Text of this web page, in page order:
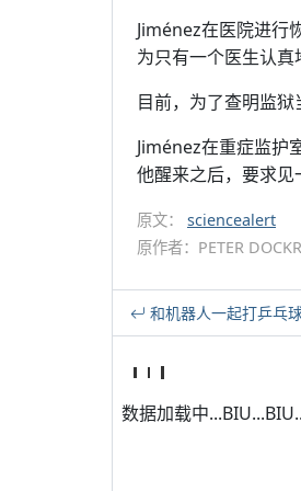
Jiménez在医院进行
为只有一个医生认真
目前，为了查明监狱
Jiménez在重症监护
他醒来之后，要求见
原文： sciencealert
原作者：PETER
和机器人一起打乒乓
数据加载中